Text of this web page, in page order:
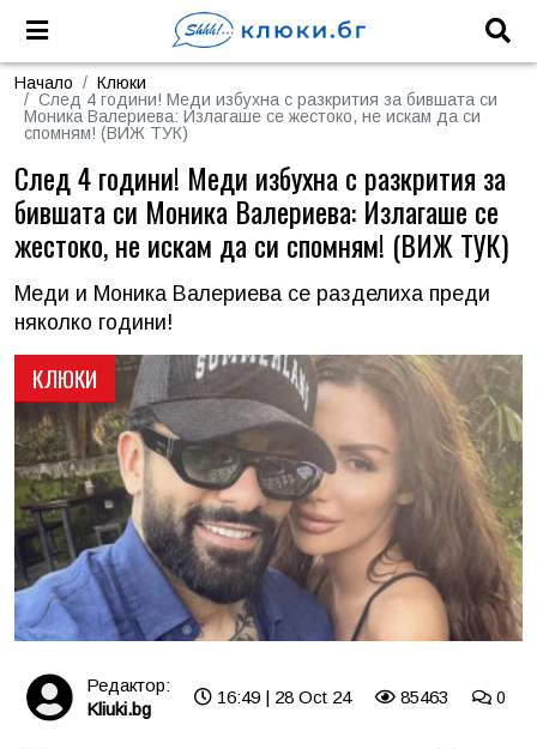
Начало
Клюки
След 4 години! Меди избухна с разкрития за бившата си
Моника Валериева: Излагаше се жестоко, не искам да си
спомням! (ВИЖ ТУК)
КЛЮКИ
След 4 години! Меди избухна с разкрития за
бившата си Моника Валериева: Излагаше се
жестоко, не искам да си спомням! (ВИЖ ТУК)
Меди и Моника Валериева се разделиха преди
няколко години!
Редактор:
Kliuki.bg
16:49 | 28 Oct 24 85463 0